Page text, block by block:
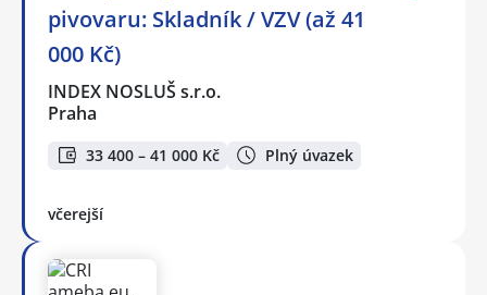
pivovaru: Skladník / VZV (až 41
000 Kč)
INDEX NOSLUŠ s.r.o.
Praha
33 400 – 41 000 Kč Plný úvazek
včerejší